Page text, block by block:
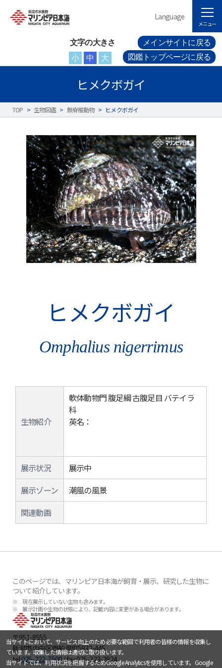
文字の大きさ
小
中 大
メインサイトに戻る
図鑑トップページに戻る
Language
メニュー
ヒメクボガイ
TOP > 生物図鑑 > 無脊椎動物 > ヒメクボガイ
ヒメクボガイ
Omphalius nigerrimus
生物紹介
軟体動物門 腹足綱 古腹足目 バテイラ
科
英名：
展示状況
展示中
展示ゾーン
潮風の風景
関連動画
このページでは、マリンピア日本海が飼育・展示、研究した生物に
ついて紹介しています。
※ 現在展示していない生物も含みます。
※ 展示計画や生物の状態により、記載内容に変更がある場合があります。
〒951-8555
新潟市中央区西船見町5932-445
tel.025-222-7500/ fax.025-223-2824
当サイトにおいて、サービス向上のため必要な範囲で利用者の皆様の情報を収集し
ています。収集した情報は適切に取り扱います。
当サイトでは、利用状況を把握するためGoogle Analyticsを使用しています。Google